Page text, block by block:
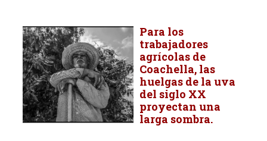
Para los
trabajadores
agrícolas de
Coachella, las
huelgas de la uva
del siglo XX
proyectan una
larga sombra.